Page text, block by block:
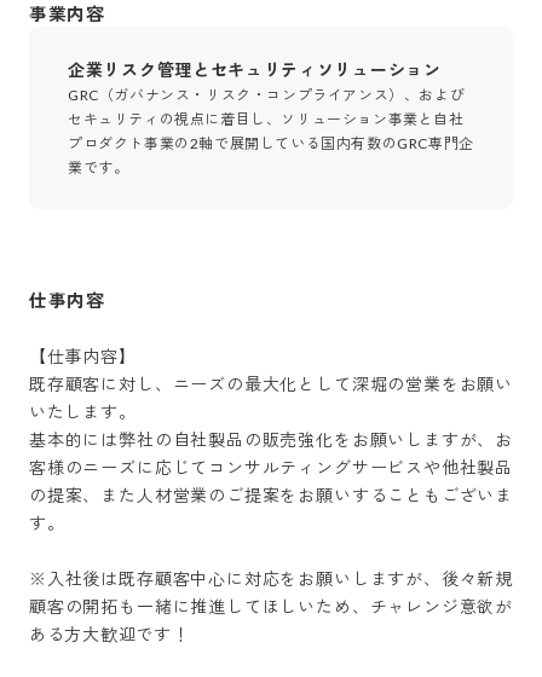
事業内容
企業リスク管理とセキュリティソリューション
GRC（ガバナンス・リスク・コンプライアンス）、および
セキュリティの視点に着目し、ソリューション事業と自社
プロダクト事業の2軸で展開している国内有数のGRC専門企
業です。
仕事内容
【仕事内容】
既存顧客に対し、ニーズの最大化として深堀の営業をお願い
いたします。
基本的には弊社の自社製品の販売強化をお願いしますが、お
客様のニーズに応じてコンサルティングサービスや他社製品
の提案、また人材営業のご提案をお願いすることもございま
す。
※入社後は既存顧客中心に対応をお願いしますが、後々新規
顧客の開拓も一緒に推進してほしいため、チャレンジ意欲が
ある方大歓迎です！